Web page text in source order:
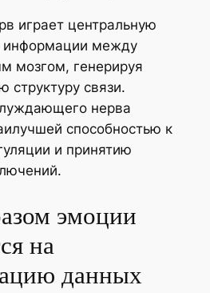
играет центральную
информации между
мозгом, генерируя
структуру связи.
нерва
способностью к
и принятию
эмоции
на
данных